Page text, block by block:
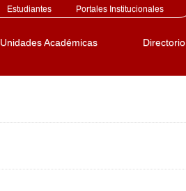
Estudiantes Portales Institucionales
Unidades Académicas Directorio